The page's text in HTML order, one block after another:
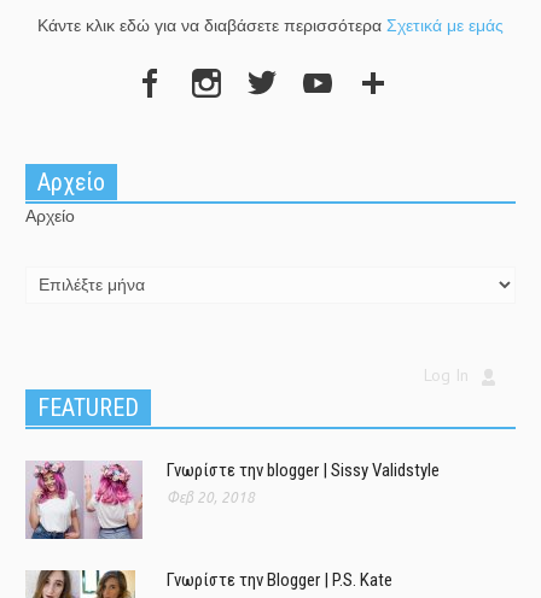
Κάντε κλικ εδώ για να διαβάσετε περισσότερα Σχετικά με εμάς
Αρχείο
Αρχείο
Log In
FEATURED
Γνωρίστε την blogger | Sissy Validstyle
Φεβ 20, 2018
Γνωρίστε την Blogger | P.S. Kate